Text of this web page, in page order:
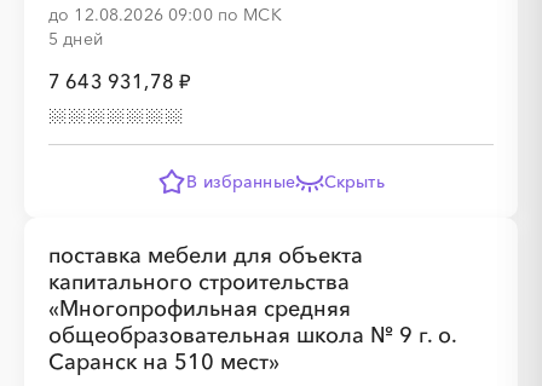
до 12.08.2026 09:00 по МСК
5 дней
7 643 931,78 ₽
В избранные Скрыть
поставка мебели для объекта
капитального строительства
«Многопрофильная средняя
общеобразовательная школа № 9 г. о.
Саранск на 510 мест»